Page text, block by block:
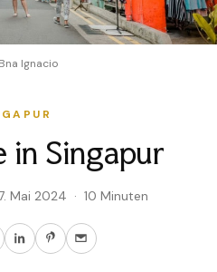
Ignacio
in Singapur
Mai 2024 · 10 Minuten